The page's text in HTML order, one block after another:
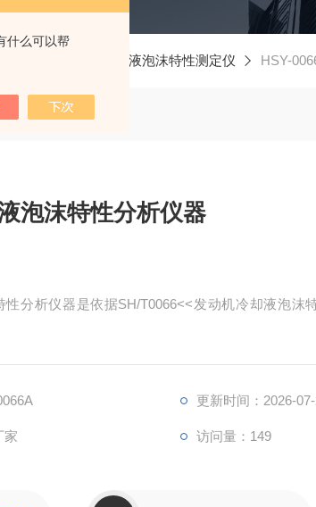
什么可以帮
仪器 发动机冷却液泡沫特性测定仪 HSY-
泡沫特性分析仪器
性分析仪器是依据SH/T0066<<发动机冷却液泡沫
更新时间：2026-07-
家 访问量：149